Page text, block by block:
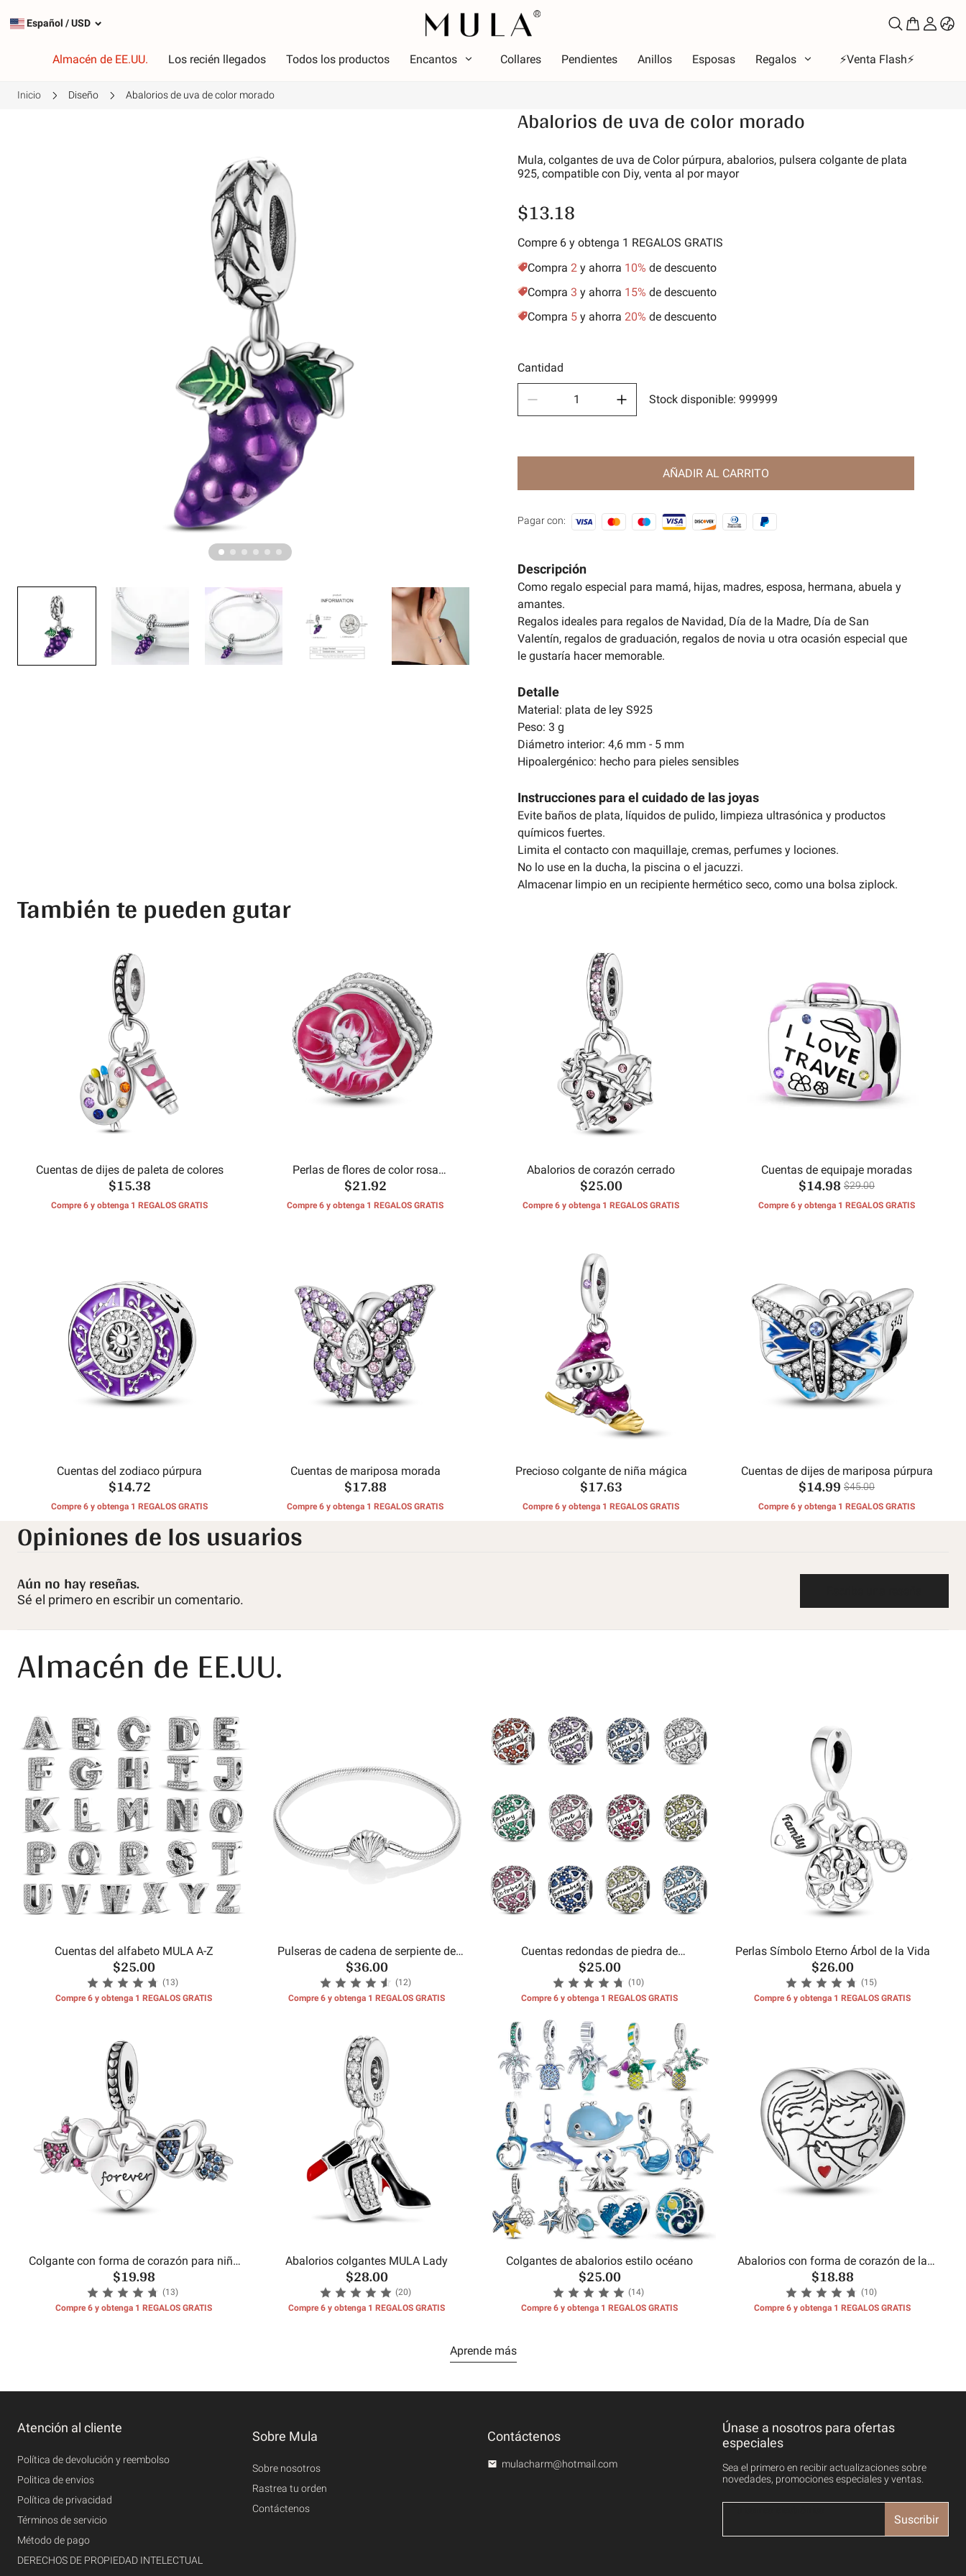
Español /USD
Almacén de EE.UU. Los recién llegados Todos los productos Encantos Collares Pendientes Anillos Esposas Regalos ⚡️Venta Flash⚡️
Tema
Luminoso
Alfabeto
Vacaciones
Aficiones
Naturaleza
Inicio Diseño Abalorios de uva de color morado
Abalorios de uva de color morado
Mula, colgantes de uva de Color púrpura, abalorios, pulsera colgante de plata
925, compatible con Diy, venta al por mayor
$13.18
Compre 6 y obtenga 1 REGALOS GRATIS
Compra 2 y ahorra 10% de descuento
Compra 3 y ahorra 15% de descuento
Compra 5 y ahorra 20% de descuento
Cantidad
Stock disponible:999999
AÑADIR AL CARRITO
Pagar con:
Descripción
Como regalo especial para mamá, hijas, madres, esposa, hermana, abuela y
amantes.
Regalos ideales para regalos de Navidad, Día de la Madre, Día de San
Valentín, regalos de graduación, regalos de novia u otra ocasión especial que
le gustaría hacer memorable.
Detalle
Material: plata de ley S925
Peso: 3 g
Diámetro interior: 4,6 mm - 5 mm
Hipoalergénico: hecho para pieles sensibles
Instrucciones para el cuidado de las joyas
Evite baños de plata, líquidos de pulido, limpieza ultrasónica y productos
químicos fuertes.
Limita el contacto con maquillaje, cremas, perfumes y lociones.
No lo use en la ducha, la piscina o el jacuzzi.
Almacenar limpio en un recipiente hermético seco, como una bolsa ziplock.
También te pueden gutar
Cuentas de dijes de paleta de colores
$15.38
Compre 6 y obtenga 1 REGALOS GRATIS
Perlas de flores de color rosa
pensamiento
$21.92
Compre 6 y obtenga 1 REGALOS GRATIS
Abalorios de corazón cerrado
$25.00
Compre 6 y obtenga 1 REGALOS GRATIS
Cuentas de equipaje moradas
$14.98 $29.00
Compre 6 y obtenga 1 REGALOS GRATIS
Cuentas del zodiaco púrpura
$14.72
Compre 6 y obtenga 1 REGALOS GRATIS
Cuentas de mariposa morada
$17.88
Compre 6 y obtenga 1 REGALOS GRATIS
Precioso colgante de niña mágica
$17.63
Compre 6 y obtenga 1 REGALOS GRATIS
Cuentas de dijes de mariposa púrpura
$14.99 $45.00
Compre 6 y obtenga 1 REGALOS GRATIS
Opiniones de los usuarios
Aún no hay reseñas.
Sé el primero en escribir un comentario.
Almacén de EE.UU.
Cuentas del alfabeto MULA A-Z
$25.00
(13)
Compre 6 y obtenga 1 REGALOS GRATIS
Pulseras de cadena de serpiente de
concha de mar
$36.00
(12)
Compre 6 y obtenga 1 REGALOS GRATIS
Cuentas redondas de piedra de
cumpleaños del mes
$25.00
(10)
Compre 6 y obtenga 1 REGALOS GRATIS
Perlas Símbolo Eterno Árbol de la Vida
$26.00
(15)
Compre 6 y obtenga 1 REGALOS GRATIS
Colgante con forma de corazón para niño
y niña
$19.98
(13)
Compre 6 y obtenga 1 REGALOS GRATIS
Abalorios colgantes MULA Lady
$28.00
(20)
Compre 6 y obtenga 1 REGALOS GRATIS
Colgantes de abalorios estilo océano
$25.00
(14)
Compre 6 y obtenga 1 REGALOS GRATIS
Abalorios con forma de corazón de la
hermana
$18.88
(10)
Compre 6 y obtenga 1 REGALOS GRATIS
Aprende más
Atención al cliente
Política de devolución y reembolso
Politica de envios
Política de privacidad
Términos de servicio
Método de pago
DERECHOS DE PROPIEDAD INTELECTUAL
Sobre Mula
Sobre nosotros
Rastrea tu orden
Contáctenos
Contáctenos
mulacharm@hotmail.com
Únase a nosotros para ofertas
especiales
Sea el primero en recibir actualizaciones sobre
novedades, promociones especiales y ventas.
Suscribir